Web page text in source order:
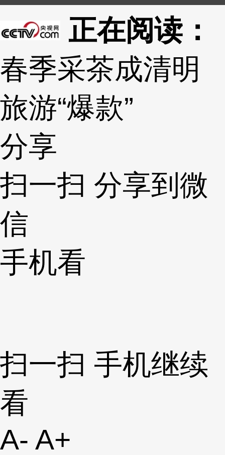
正在阅读：
春季采茶成清明
旅游“爆款”
分享
扫一扫 分享到微
信
手机看
扫一扫 手机继续
看
A- A+